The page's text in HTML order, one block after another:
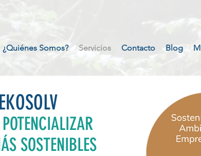
¿Quiénes Somos? Servicios Contacto Blog
SOSTENIBLES